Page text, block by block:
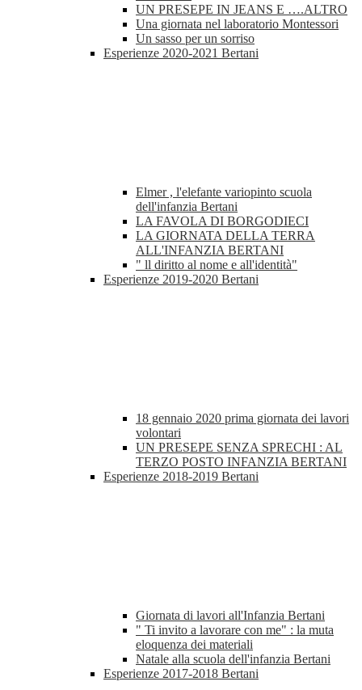
UN PRESEPE IN JEANS E ….ALTRO
Una giornata nel laboratorio Montessori
Un sasso per un sorriso
Esperienze 2020-2021 Bertani
Elmer , l'elefante variopinto scuola
dell'infanzia Bertani
LA FAVOLA DI BORGODIECI
LA GIORNATA DELLA TERRA
ALL'INFANZIA BERTANI
" ll diritto al nome e all'identità"
Esperienze 2019-2020 Bertani
18 gennaio 2020 prima giornata dei lavori
volontari
UN PRESEPE SENZA SPRECHI : AL
TERZO POSTO INFANZIA BERTANI
Esperienze 2018-2019 Bertani
Giornata di lavori all'Infanzia Bertani
" Ti invito a lavorare con me" : la muta
eloquenza dei materiali
Natale alla scuola dell'infanzia Bertani
Esperienze 2017-2018 Bertani